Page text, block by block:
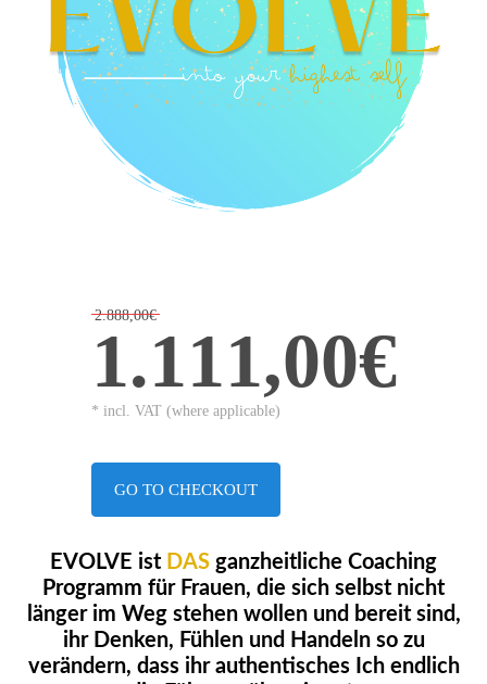
2.888,00€
1.111,00€
* incl. VAT (where applicable)
GO TO CHECKOUT
EVOLVE ist DAS ganzheitliche Coaching
Programm für Frauen, die sich selbst nicht
länger im Weg stehen wollen und bereit sind,
ihr Denken, Fühlen und Handeln so zu
verändern, dass ihr authentisches Ich endlich